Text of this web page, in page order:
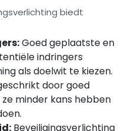
biedt
Goed geplaatste en
indringers
als doelwit te kiezen.
door goed
minder kans hebben
Beveiligingsverlichting